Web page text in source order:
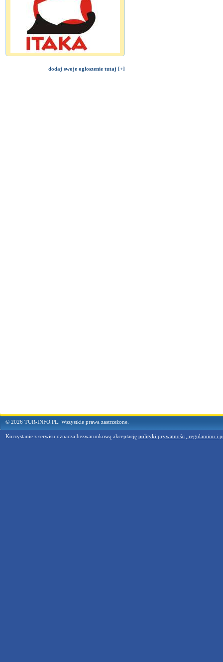
dodaj swoje ogłoszenie tutaj [+]
© 2026 TUR-INFO.PL. Wszystkie prawa zastrzeżone.
Korzystanie z serwisu oznacza bezwarunkową akceptację polityki prywatności, regulaminu i